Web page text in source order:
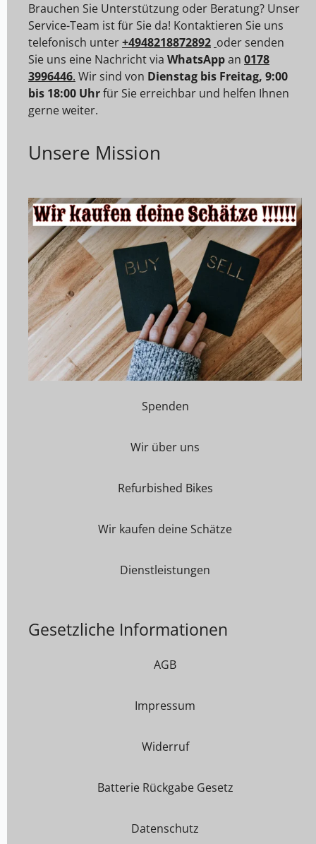
Brauchen Sie Unterstützung oder Beratung? Unser
Service-Team ist für Sie da! Kontaktieren Sie uns
telefonisch unter+4948218872892 oder senden
Sie uns eine Nachricht via WhatsAppan 0178
3996446. Wir sind von Dienstag bis Freitag, 9:00
bis 18:00 Uhrfür Sie erreichbar und helfen Ihnen
gerne weiter.
Unsere Mission
Spenden
Wir über uns
Refurbished Bikes
Wir kaufen deine Schätze
Dienstleistungen
Gesetzliche Informationen
AGB
Impressum
Widerruf
Batterie Rückgabe Gesetz
Datenschutz